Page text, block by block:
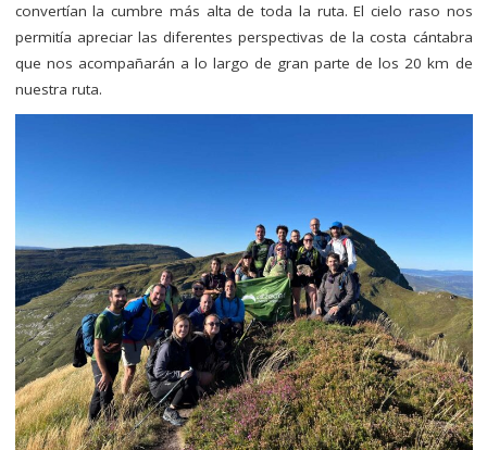
convertían la cumbre más alta de toda la ruta. El cielo raso nos
permitía apreciar las diferentes perspectivas de la costa cántabra
que nos acompañarán a lo largo de gran parte de los 20 km de
nuestra ruta.